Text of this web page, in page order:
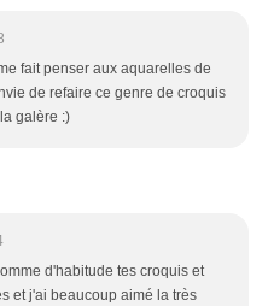
fait penser aux aquarelles de
de refaire ce genre de croquis
galère :)
d'habitude tes croquis et
et j'ai beaucoup aimé la très